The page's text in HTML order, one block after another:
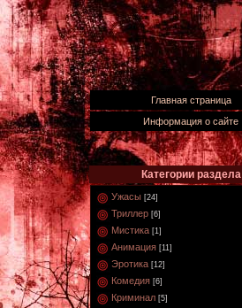
Главная страница
Информация о сайте
Категории раздела
Ужасы [24]
Триллер [6]
Мистика [1]
Анимация [11]
Эротика [12]
Комедия [6]
Криминал [5]